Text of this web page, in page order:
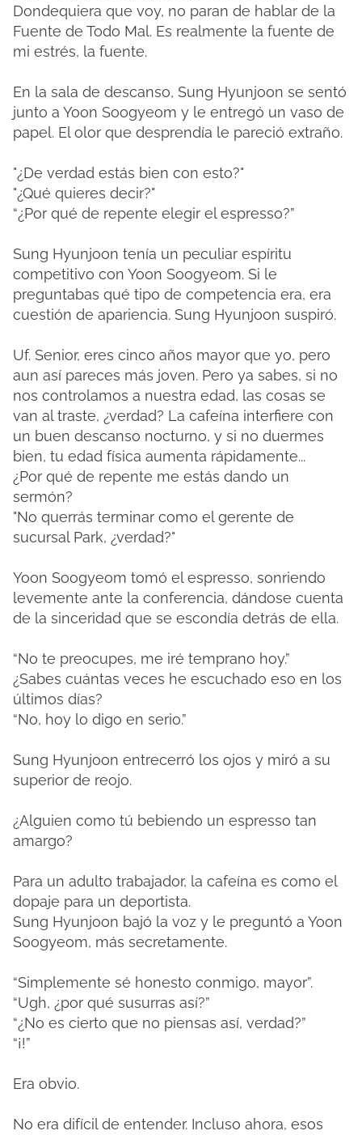
Dondequiera que voy, no paran de hablar de la
Fuente de Todo Mal. Es realmente la fuente de
mi estrés, la fuente.
En la sala de descanso, Sung Hyunjoon se sentó
junto a Yoon Soogyeom y le entregó un vaso de
papel. El olor que desprendía le pareció extraño.
"¿De verdad estás bien con esto?"
"¿Qué quieres decir?"
“¿Por qué de repente elegir el espresso?”
Sung Hyunjoon tenía un peculiar espíritu
competitivo con Yoon Soogyeom. Si le
preguntabas qué tipo de competencia era, era
cuestión de apariencia. Sung Hyunjoon suspiró.
Uf. Senior, eres cinco años mayor que yo, pero
aun así pareces más joven. Pero ya sabes, si no
nos controlamos a nuestra edad, las cosas se
van al traste, ¿verdad? La cafeína interfiere con
un buen descanso nocturno, y si no duermes
bien, tu edad física aumenta rápidamente...
¿Por qué de repente me estás dando un
sermón?
"No querrás terminar como el gerente de
sucursal Park, ¿verdad?"
Yoon Soogyeom tomó el espresso, sonriendo
levemente ante la conferencia, dándose cuenta
de la sinceridad que se escondía detrás de ella.
“No te preocupes, me iré temprano hoy.”
¿Sabes cuántas veces he escuchado eso en los
últimos días?
“No, hoy lo digo en serio.”
Sung Hyunjoon entrecerró los ojos y miró a su
superior de reojo.
¿Alguien como tú bebiendo un espresso tan
amargo?
Para un adulto trabajador, la cafeína es como el
dopaje para un deportista.
Sung Hyunjoon bajó la voz y le preguntó a Yoon
Soogyeom, más secretamente.
“Simplemente sé honesto conmigo, mayor”.
“Ugh, ¿por qué susurras así?”
“¿No es cierto que no piensas así, verdad?”
“¡!”
Era obvio.
No era difícil de entender. Incluso ahora, esos